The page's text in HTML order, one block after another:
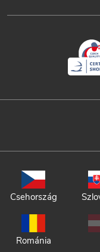
Csehország
Románia